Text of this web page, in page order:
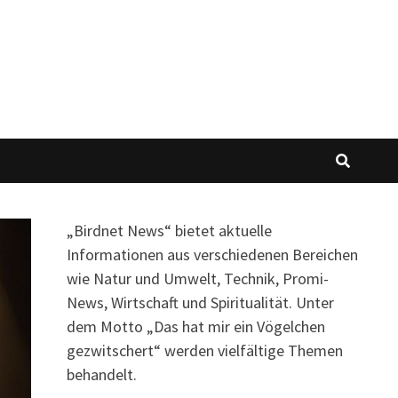
„Birdnet News“ bietet aktuelle
Informationen aus verschiedenen Bereichen
wie Natur und Umwelt, Technik, Promi-
News, Wirtschaft und Spiritualität. Unter
dem Motto „Das hat mir ein Vögelchen
gezwitschert“ werden vielfältige Themen
behandelt.